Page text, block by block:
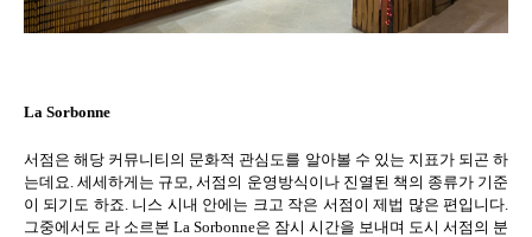
La Sorbonne
서점은 해당 커뮤니티의 문화적 관심도를 알아볼 수 있는 지표가 되곤 하
는데요 .세세하게는 규모 ,서점의 운영방식이나 진열된 책의 종류가 기준
이 되기도 하죠 니스 시내 안에는 크고 작은 서점이 제법 많은 편입니다
그중에서도 라 소르본 La Sorbonne은 잠시 시간을 보내며 도시 서점의 분